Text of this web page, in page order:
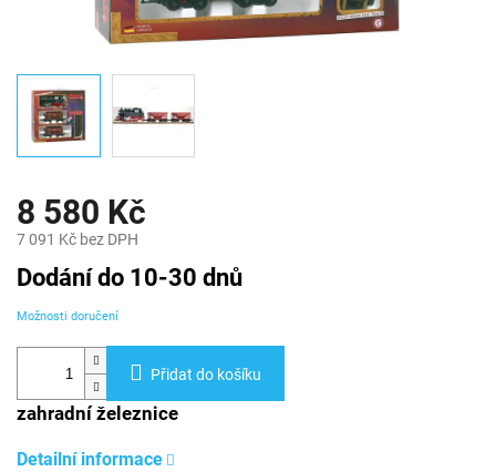
8 580 Kč
7 091 Kč bez DPH
Měrná
cena:
Dodání do 10-30 dnů
Možnosti doručení
Přidat do košíku
zahradní železnice
Detailní informace